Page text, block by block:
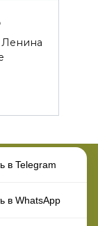
Ленина